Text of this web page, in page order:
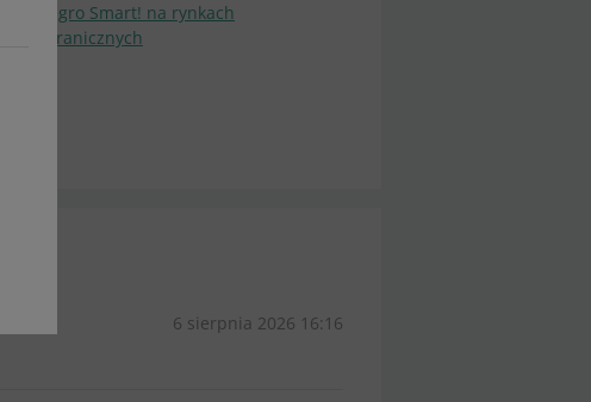
Allegro Smart! na rynkach
zagranicznych
6 sierpnia 2026 16:16